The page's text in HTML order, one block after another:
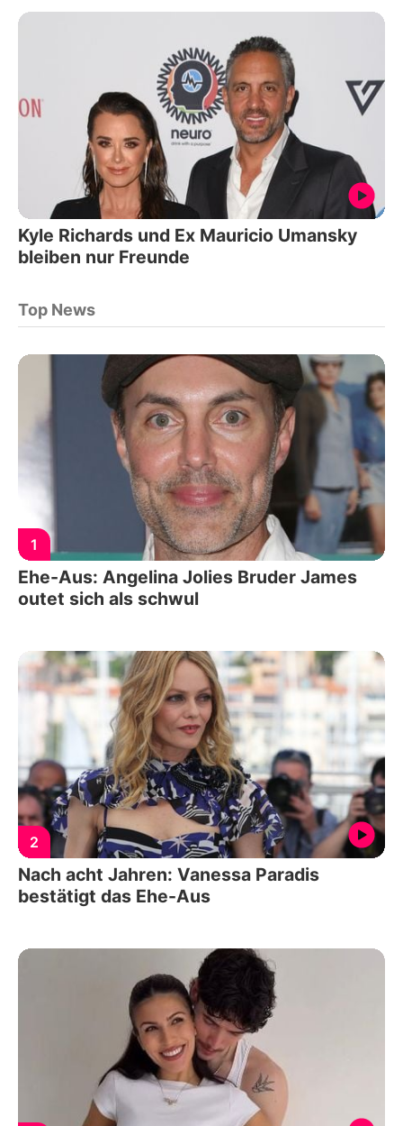
Kyle Richards und Ex Mauricio Umansky
bleiben nur Freunde
Top News
1
Ehe-Aus: Angelina Jolies Bruder James
outet sich als schwul
2
Nach acht Jahren: Vanessa Paradis
bestätigt das Ehe-Aus